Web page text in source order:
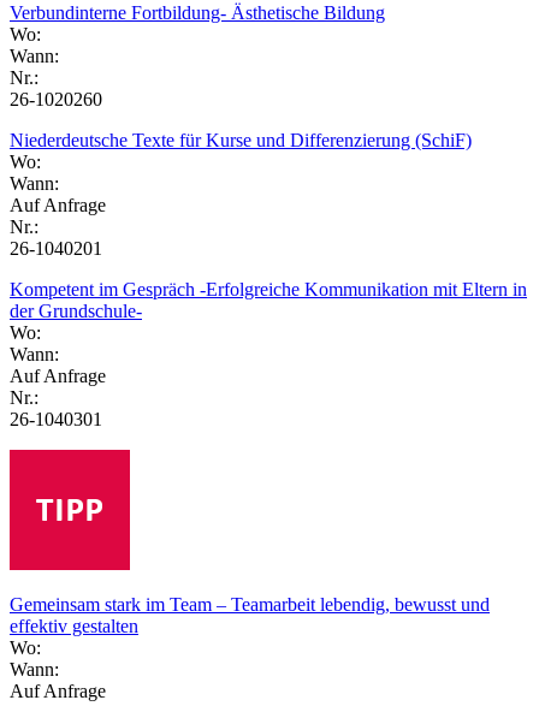
Verbundinterne Fortbildung- Ästhetische Bildung
Wo:
Wann:
Nr.:
26-1020260
Niederdeutsche Texte für Kurse und Differenzierung (SchiF)
Wo:
Wann:
Auf Anfrage
Nr.:
26-1040201
Kompetent im Gespräch -Erfolgreiche Kommunikation mit Eltern in
der Grundschule-
Wo:
Wann:
Auf Anfrage
Nr.:
26-1040301
Gemeinsam stark im Team – Teamarbeit lebendig, bewusst und
effektiv gestalten
Wo:
Wann:
Auf Anfrage